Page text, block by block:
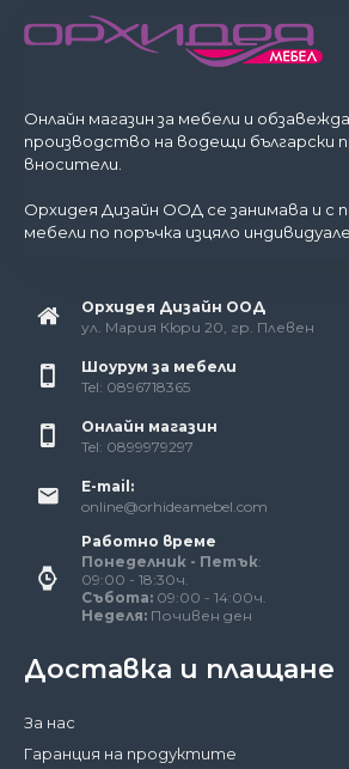
Онлайн магазин за мебели и
производство на водещи български
вносители.
Орхидея Дизайн ООД се занимава и с
мебели по поръчка изцяло
Орхидея Дизайн ООД
ул. Мария Кюри 20, гр. Плевен
Шоурум за мебели
Tel: 0896718365
Онлайн магазин
Tel: 0899979297
E-mail:
online@orhideamebel.com
Работно време
Понеделник - Петък:
09:00 - 18:30ч.
Събота: 09:00 - 14:00ч.
Неделя: Почивен ден
Доставка и плащане
За нас
Гаранция на продуктите